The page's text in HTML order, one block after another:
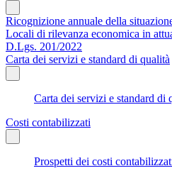
Ricognizione annuale della
Locali di rilevanza economica in
D.Lgs. 201/2022
Carta dei servizi e standard di qualità
Carta dei servizi e standard di
Costi contabilizzati
Prospetti dei costi